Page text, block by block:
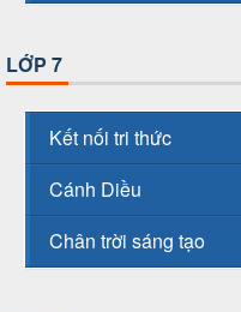
LỚP 7
Kết nối tri thức
Cánh Diều
Chân trời sáng tạo